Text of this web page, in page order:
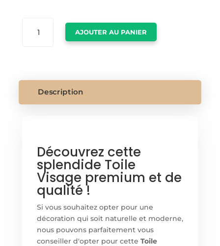
AJOUTER AU PANIER
Description
Découvrez cette
splendide Toile
Visage premium et de
qualité !
Si vous souhaitez opter pour une
décoration qui soit naturelle et moderne,
nous pouvons parfaitement vous
conseiller d'opter pour cette Toile